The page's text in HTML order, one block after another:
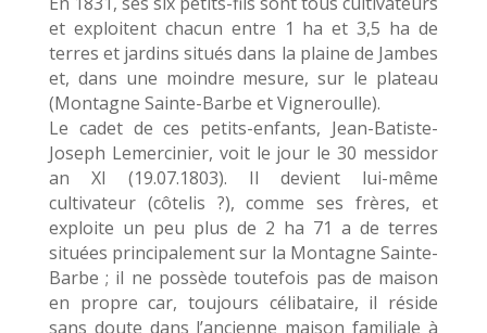
et exploitent chacun entre 1 ha et 3,5 ha de
terres et jardins situés dans la plaine de Jambes
et, dans une moindre mesure, sur le plateau
(Montagne Sainte-Barbe et Vigneroulle).
Le cadet de ces petits-enfants, Jean-Batiste-
Joseph Lemercinier, voit le jour le 30 messidor
an XI (19.07.1803). Il devient lui-même
cultivateur (côtelis ?), comme ses frères, et
exploite un peu plus de 2 ha 71 a de terres
situées principalement sur la Montagne Sainte-
Barbe ; il ne possède toutefois pas de maison
en propre car, toujours célibataire, il réside
sans doute dans l’ancienne maison familiale à